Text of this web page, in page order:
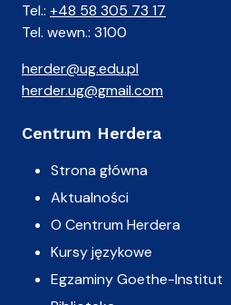
Tel.: +48 58 305 73 17
Tel. wewn.: 3100
herder@ug.edu.pl
herder.ug@gmail.com
Centrum Herdera
Strona główna
Aktualności
O Centrum Herdera
Kursy językowe
Egzaminy Goethe-Institut